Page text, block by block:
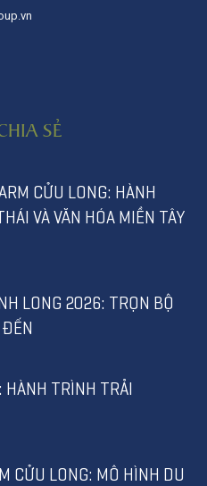
SẺ
CỬU LONG: HÀNH
VÀ VĂN HÓA MIỀN TÂY
LONG 2026: TRỌN BỘ
HÀNH TRÌNH TRẢI
CỬU LONG: MÔ HÌNH DU